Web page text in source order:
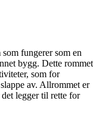
fungerer som en
bygg. Dette rommet
som for
av. Allrommet er
legger til rette for